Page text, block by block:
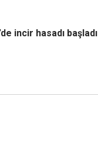
incir hasadı başladı